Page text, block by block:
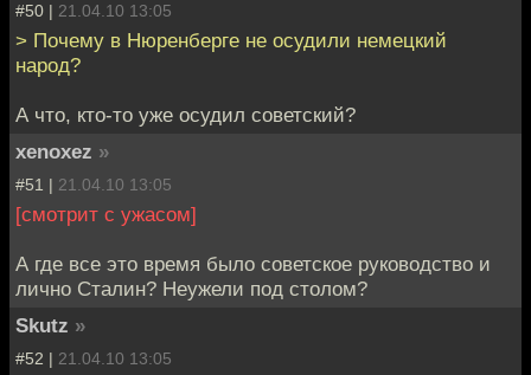
#50 | 21.04.10 13:05
> Почему в Нюренберге не осудили немецкий
народ?
А что, кто-то уже осудил советский?
xenoxez »
#51 | 21.04.10 13:05
[смотрит с ужасом]
А где все это время было советское руководство и
лично Сталин? Неужели под столом?
Skutz »
#52 | 21.04.10 13:05